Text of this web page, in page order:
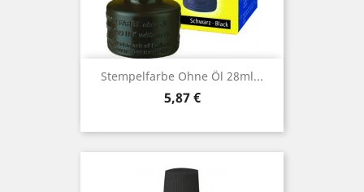
Stempelfarbe Ohne Öl 28ml...
Preis
5,87 €